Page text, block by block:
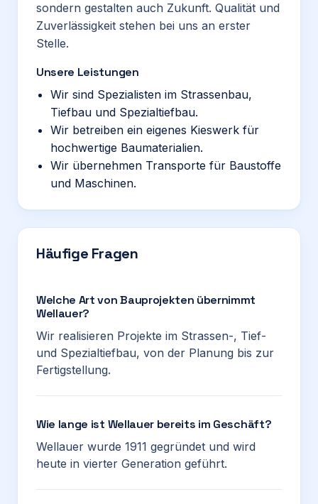
sondern gestalten auch Zukunft. Qualität und
Zuverlässigkeit stehen bei uns an erster
Stelle.
Unsere Leistungen
Wir sind Spezialisten im Strassenbau,
Tiefbau und Spezialtiefbau.
Wir betreiben ein eigenes Kieswerk für
hochwertige Baumaterialien.
Wir übernehmen Transporte für Baustoffe
und Maschinen.
Häufige Fragen
Welche Art von Bauprojekten übernimmt
Wellauer?
Wir realisieren Projekte im Strassen-, Tief-
und Spezialtiefbau, von der Planung bis zur
Fertigstellung.
Wie lange ist Wellauer bereits im Geschäft?
Wellauer wurde 1911 gegründet und wird
heute in vierter Generation geführt.